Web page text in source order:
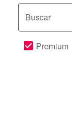
Buscar
Premium